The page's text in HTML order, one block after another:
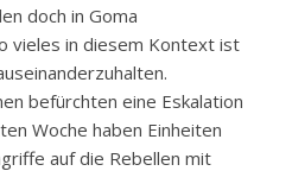
doch in Goma
vieles in diesem Kontext ist
befürchten eine Eskalation
Woche haben Einheiten
auf die Rebellen mit